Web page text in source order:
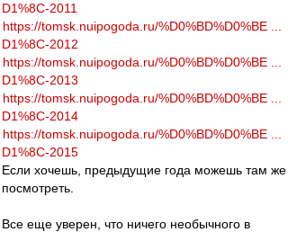
D1%8C-2011
https://tomsk.nuipogoda.ru/%D0%BD%D0%BE ...
D1%8C-2012
https://tomsk.nuipogoda.ru/%D0%BD%D0%BE ...
D1%8C-2013
https://tomsk.nuipogoda.ru/%D0%BD%D0%BE ...
D1%8C-2014
https://tomsk.nuipogoda.ru/%D0%BD%D0%BE ...
D1%8C-2015
Если хочешь, предыдущие года можешь там же
посмотреть.
Все еще уверен, что ничего необычного в